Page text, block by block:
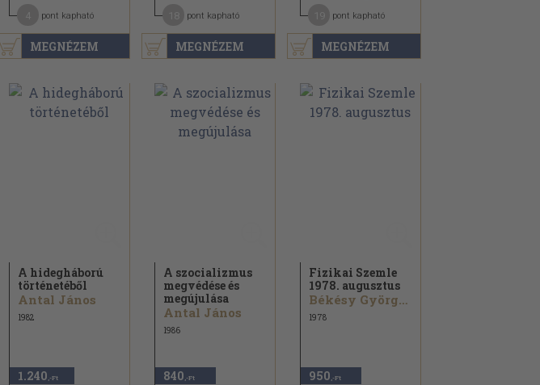
MEGNÉZEM
pont kapható
MEGNÉZEM
pont kapható
MEGNÉZEM
pont kapható
A hidegháború
történetéből
Antal János
1982
1.240 ,-Ft
A szocializmus
megvédése és
megújulása
Antal János
1986
840 ,-Ft
Fizikai Szemle
1978. augusztus
Békésy György...
1978
950 ,-Ft